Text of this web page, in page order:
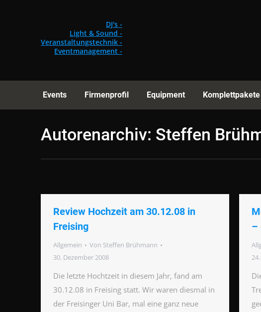
DJ's -
Light & Sound -
Veranstaltungstechnik -
Eventmanagement -
Events Firmenprofil Equipment Komplettpakete
Autorenarchiv: Steffen
Review Hochzeit am 30.12.08 in
Freising
Allgemein Von Steffen Brühmann
30. Dezember 2008
Die letzte Hochtzeit in diesem Jahr, fand am
30.12.08 in Freising statt. Wir waren diesmal in
der Freisinger Uni Bar, mal eine ganz neue
–